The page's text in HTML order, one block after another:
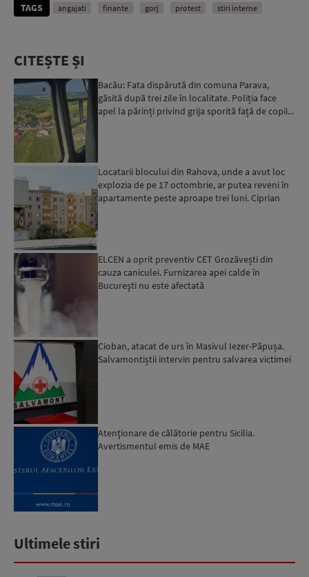
TAGS angajati finante gorj protest stiri interne
CITEȘTE ȘI
Bacău: Fata dispărută din comuna Parava,
găsită după trei zile în localitate. Poliția face
apel la părinți privind grija sporită față de copii...
Locatarii blocului din Rahova, unde a avut loc
explozia de pe 17 octombrie, ar putea reveni în
apartamente peste aproape trei luni. Ciprian
ELCEN a oprit preventiv CET Grozăvești din
cauza caniculei. Furnizarea apei calde în
Bucureşti nu este afectată
Cioban, atacat de urs în Masivul Iezer-Păpușa.
Salvamontiștii intervin pentru salvarea victimei
Atenţionare de călătorie pentru Sicilia.
Avertismentul emis de MAE
Ultimele stiri